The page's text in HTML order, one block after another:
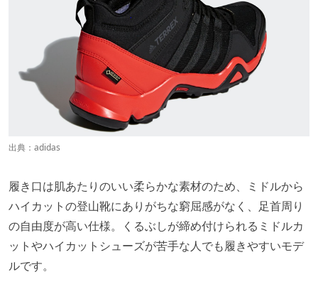
出典： adidas
履き口は肌あたりのいい柔らかな素材のため、ミドルから
ハイカットの登山靴にありがちな窮屈感がなく、足首周り
の自由度が高い仕様。くるぶしが締め付けられるミドルカ
ットやハイカットシューズが苦手な人でも履きやすいモデ
ルです。